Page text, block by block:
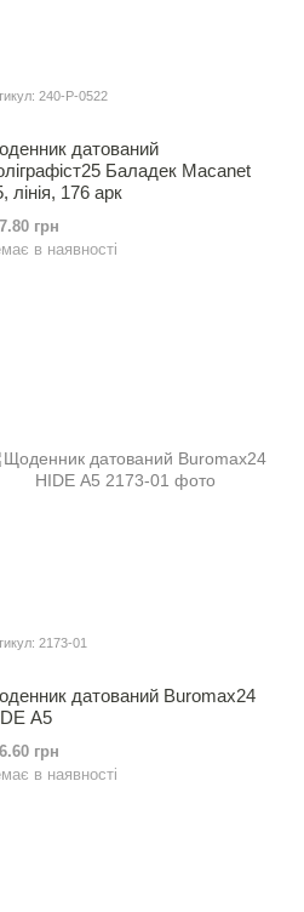
240-Р-0522
датований
Баладек Macanet
лінія, 176 арк
грн
в наявності
2173-01
датований Buromax24
А5
грн
в наявності